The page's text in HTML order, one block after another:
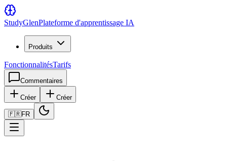
StudyGlenPlateforme d'apprentissage IA
Produits
FonctionnalitésTarifs
Commentaires
Créer Créer
🇫🇷FR